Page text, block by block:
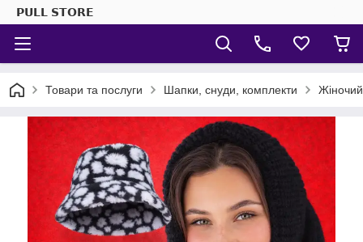
𝗣𝗨𝗟𝗟 𝗦𝗧𝗢𝗥𝗘
Товари та послуги Шапки, снуди, комплекти